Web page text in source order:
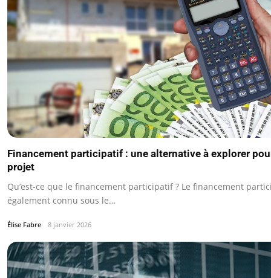
Financement participatif : une alternative à explorer
projet
Qu’est-ce que le financement participatif ? Le financement
également connu sous le…
Élise Fabre 8 janvier 2026